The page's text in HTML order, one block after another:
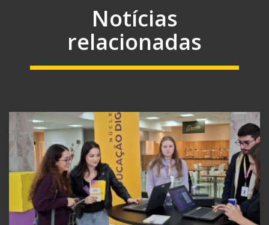
Notícias
relacionadas